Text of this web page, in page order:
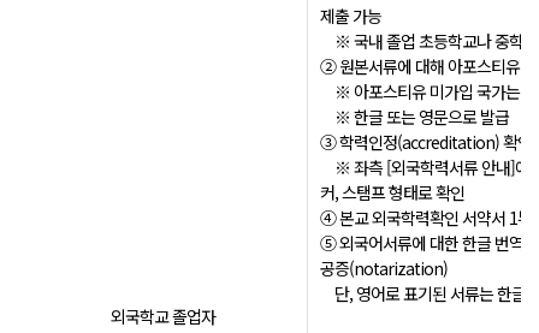
외국학교 졸업자
제출 가능
※ 국내 졸업 초등학교나 중학
② 원본서류에 대해 아포스티유
※ 아포스티유 미가입 국가는
※ 한글 또는 영문으로 발급
③ 학력인정(accreditation) 확인
※ 좌측 [외국학력서류 안내]에
커, 스탬프 형태로 확인
④ 본교 외국학력확인 서약서 1부
⑤ 외국어서류에 대한 한글 번역
공증(notarization)
단, 영어로 표기된 서류는 한글